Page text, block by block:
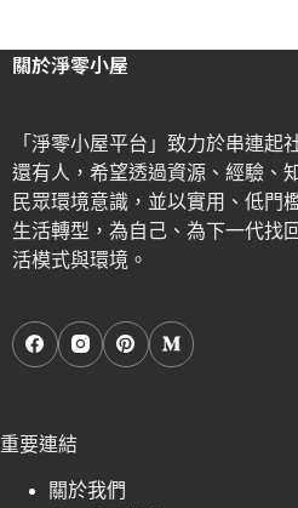
關於淨零小屋
「淨零小屋平台」致力於串連起
還有人，希望透過資源、經驗、
民眾環境意識，並以實用、低門
生活轉型，為自己、為下一代找
活模式與環境。
重要連結
關於我們